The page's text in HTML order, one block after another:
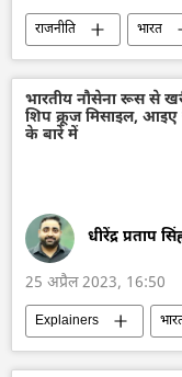
राजनीति भारत
तेल का आयात
भारतीय नौसेना रूस से
शिप क्रूज मिसाइल, आइए
के बारे में
धीरेंद्र प्रताप
25 अप्रैल 2023, 16:50
Explainers
भारतीय नौसेना